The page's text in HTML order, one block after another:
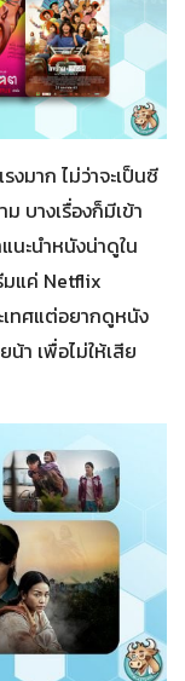
มาก ไม่ว่าจะเป็นซี
บางเรื่องก็มีเข้า
นะนำหนังน่าดูใน
มแค่ Netflix
เทศแต่อยากดูหนัง
น้า เพื่อไม่ให้เสีย